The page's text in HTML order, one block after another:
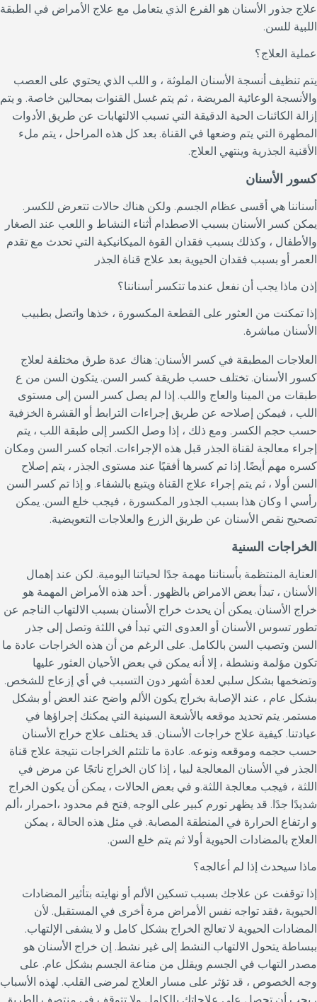
علاج جذور الأسنان هو الفرع الذي يتعامل مع علاج الأمراض في الطبقة
اللبية للسن.
عملية العلاج؟
يتم تنظيف أنسجة الأسنان الملوثة ، و اللب الذي يحتوي على العصب
والأنسجة الوعائية المريضة ، ثم يتم غسل القنوات بمحالين خاصة. و يتم
إزالة الكائنات الحية الدقيقة التي تسبب الالتهابات عن طريق الأدوات
المطهرة التي يتم وضعها في القناة. بعد كل هذه المراحل ، يتم ملء
الأقنية الجذرية وينتهي العلاج.
كسور الأسنان
أسناننا هي أقسى عظام الجسم. ولكن هناك حالات تتعرض للكسر.
يمكن كسر الأسنان بسبب الاصطدام أثناء النشاط و اللعب عند الصغار
والأطفال ، وكذلك بسبب فقدان القوة الميكانيكية التي تحدث مع تقدم
العمر أو بسبب فقدان الحيوية بعد علاج قناة الجذر
إذن ماذا يجب أن نفعل عندما تتكسر أسناننا؟
إذا تمكنت من العثور على القطعة المكسورة ، خذها واتصل بطبيب
الأسنان مباشرة.
العلاجات المطبقة في كسر الأسنان: هناك عدة طرق مختلفة لعلاج
كسور الأسنان. تختلف حسب طريقة كسر السن. يتكون السن من ع
طبقات من المينا والعاج واللب. إذا لم يصل كسر السن إلى مستوى
اللب ، فيمكن إصلاحه عن طريق إجراءات الترابط أو القشرة الخزفية
حسب حجم الكسر. ومع ذلك ، إذا وصل الكسر إلى طبقة اللب ، يتم
إجراء معالجة لقناة الجذر قبل هذه الإجراءات. اتجاه كسر السن ومكان
كسره مهم أيضًا. إذا تم كسرها أفقيًا عند مستوى الجذر ، يتم إصلاح
السن أولا ، ثم يتم إجراء علاج القناة ويتبع بالشفاء. و إذا تم كسر السن
رأسي ا وكان هذا بسبب الجذور المكسورة ، فيجب خلع السن. يمكن
تصحيح نقص الأسنان عن طريق الزرع والعلاجات التعويضية.
الخراجات السنية
العناية المنتظمة بأسناننا مهمة جدًا لحياتنا اليومية. لكن عند إهمال
الأسنان ، تبدأ بعض الامراض بالظهور . أحد هذه الأمراض المهمة هو
خراج الأسنان. يمكن أن يحدث خراج الأسنان بسبب الالتهاب الناجم عن
تطور تسوس الأسنان أو العدوى التي تبدأ في اللثة وتصل إلى جذر
السن وتصيب السن بالكامل. على الرغم من أن هذه الخراجات عادة ما
تكون مؤلمة ونشطة ، إلا أنه يمكن في بعض الأحيان العثور عليها
وتضخمها بشكل سلبي لعدة أشهر دون التسبب في أي إزعاج للشخص.
بشكل عام ، عند الإصابة بخراج يكون الألم واضح عند العض أو بشكل
مستمر. يتم تحديد موقعه بالأشعة السينية التي يمكنك إجراؤها في
عيادتنا. كيفية علاج خراجات الأسنان. قد يختلف علاج خراج الأسنان
حسب حجمه وموقعه ونوعه. عادة ما تلتئم الخراجات نتيجة علاج قناة
الجذر في الأسنان المعالجة لبيا ، إذا كان الخراج ناتجًا عن مرض في
اللثة ، فيجب معالجة اللثة.و في بعض الحالات ، يمكن أن يكون الخراج
شديدًا جدًا. قد يظهر تورم كبير على الوجه ,فتح فم محدود ،احمرار ،ألم
و ارتفاع الحرارة في المنطقة المصابة. في مثل هذه الحالة ، يمكن
العلاج بالمضادات الحيوية أولا ثم يتم خلع السن.
ماذا سيحدث إذا لم أعالجه؟
إذا توقفت عن علاجك بسبب تسكين الألم أو نهايته بتأثير المضادات
الحيوية ،فقد تواجه نفس الأمراض مرة أخرى في المستقبل. لأن
المضادات الحيوية لا تعالج الخراج بشكل كامل و لا يشفى الإلتهاب.
ببساطة يتحول الالتهاب النشط إلى غير نشط. إن خراج الأسنان هو
مصدر التهاب في الجسم ويقلل من مناعة الجسم بشكل عام. على
وجه الخصوص ، قد تؤثر على مسار العلاج لمرضى القلب. لهذه الأسباب
، يجب أن تحصل على علاجاتك بالكامل ولا تتوقف في منتصف الطريق.